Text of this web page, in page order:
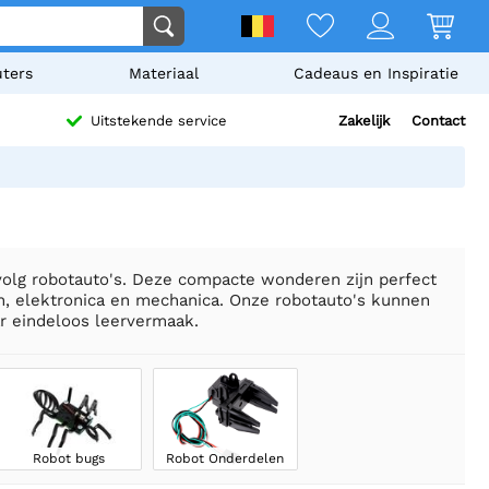
Materiaal Cadeaus en Inspiratie
Uitstekende service Zakelijk Contact
robotauto's. Deze compacte wonderen zijn perfect
elektronica en mechanica. Onze robotauto's kunnen
eindeloos leervermaak.
Robot bugs Robot Onderdelen